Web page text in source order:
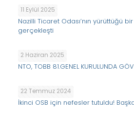
11 Eylül 2025
Nazilli Ticaret Odası’nın yürüttüğü
gerçekleşti
2 Haziran 2025
NTO, TOBB 81.GENEL KURULUNDA
22 Temmuz 2024
İkinci OSB için nefesler tutuldu!